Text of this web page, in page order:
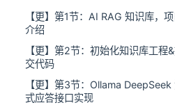
【更】第1节：AI RAG 知识库，项
介绍
【更】第2节：初始化知识库工程
交代码
【更】第3节：Ollama DeepSeek
式应答接口实现